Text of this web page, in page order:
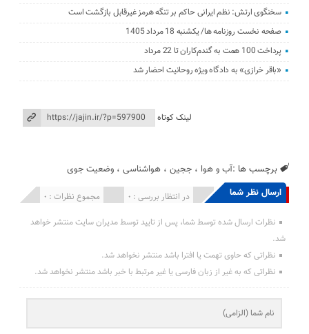
سخنگوی ارتش: نظم ایرانی حاکم بر تنگه هرمز غیرقابل بازگشت است
صفحه نخست روزنامه ها/ یکشنبه 18 مرداد 1405
پرداخت 100 همت به گندم‌کاران تا 22 مرداد
«باقر خرازی» به دادگاه ویژه روحانیت احضار شد
لینک کوتاه
برچسب ها :آب و هوا ،ججین ،هواشناسی ،وضعیت جوی
ارسال نظر شما مجموع نظرات : 0 در انتظار بررسی : 0 انتشار یافته : 0
نظرات ارسال شده توسط شما، پس از تایید توسط مدیران سایت منتشر خواهد
شد.
نظراتی که حاوی تهمت یا افترا باشد منتشر نخواهد شد.
نظراتی که به غیر از زبان فارسی یا غیر مرتبط با خبر باشد منتشر نخواهد شد.